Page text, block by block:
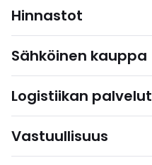
Hinnastot
Sähköinen kauppa
Logistiikan palvelut
Vastuullisuus